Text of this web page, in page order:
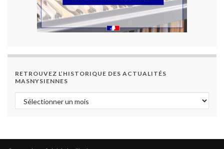
RETROUVEZ L’HISTORIQUE DES ACTUALITÉS
MASNYSIENNES
Retrouvez l’historique des actualités masnysiennes